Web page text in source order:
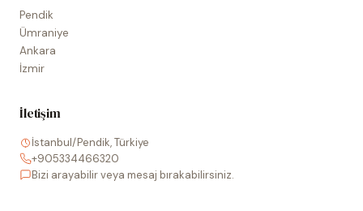
Pendik
Ümraniye
Ankara
İzmir
İletişim
İstanbul/Pendik, Türkiye
+905334466320
Bizi arayabilir veya mesaj bırakabilirsiniz.